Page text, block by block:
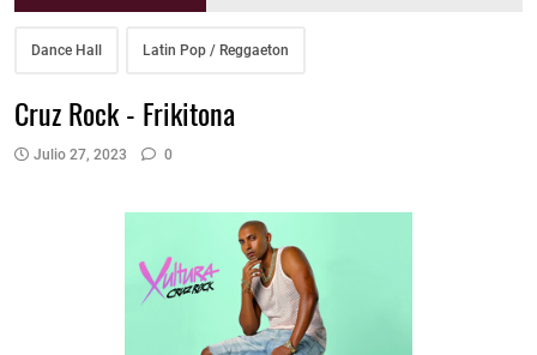
Dance Hall Latin Pop / Reggaeton
Cruz Rock - Frikitona
Julio 27, 2023 0